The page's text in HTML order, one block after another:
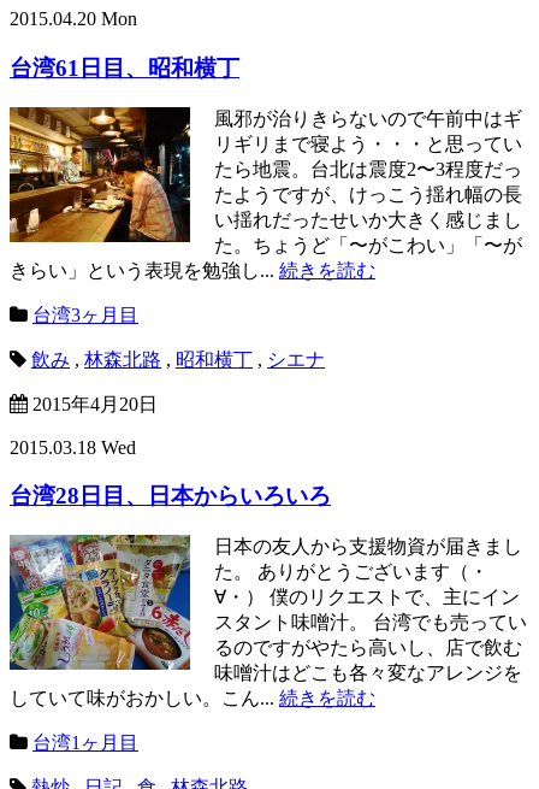
2015.04.20 Mon
台湾61日目、昭和横丁
風邪が治りきらないので午前中はギ
リギリまで寝よう・・・と思ってい
たら地震。台北は震度2〜3程度だっ
たようですが、けっこう揺れ幅の長
い揺れだったせいか大きく感じまし
た。ちょうど「〜がこわい」「〜が
きらい」という表現を勉強し... 続きを読む
台湾3ヶ月目
飲み , 林森北路 , 昭和横丁 , シエナ
2015年4月20日
2015.03.18 Wed
台湾28日目、日本からいろいろ
日本の友人から支援物資が届きまし
た。 ありがとうございます（・
∀・） 僕のリクエストで、主にイン
スタント味噌汁。 台湾でも売ってい
るのですがやたら高いし、店で飲む
味噌汁はどこも各々変なアレンジを
していて味がおかしい。こん... 続きを読む
台湾1ヶ月目